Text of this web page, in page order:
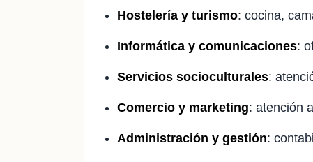
Hostelería y turismo: cocina,
Informática y comunicaciones:
Servicios socioculturales:
Comercio y marketing: atención
Administración y gestión: